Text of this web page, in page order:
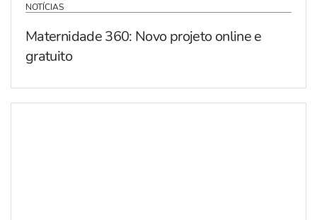
NOTÍCIAS
Maternidade 360: Novo projeto online e
gratuito